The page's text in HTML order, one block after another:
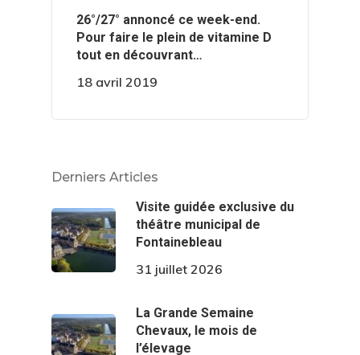
️️26°/27° annoncé ce week-end.
Pour faire le plein de vitamine D
tout en découvrant…
18 avril 2019
Derniers Articles
Visite guidée exclusive du
théâtre municipal de
Fontainebleau
31 juillet 2026
La Grande Semaine
Chevaux, le mois de
l’élevage